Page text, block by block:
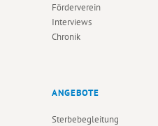
Förderverein
Interviews
Chronik
ANGEBOTE
Sterbebegleitung